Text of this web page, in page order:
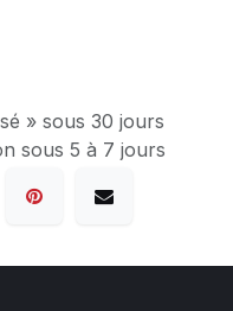
» sous 30 jours
sous 5 à 7 jours